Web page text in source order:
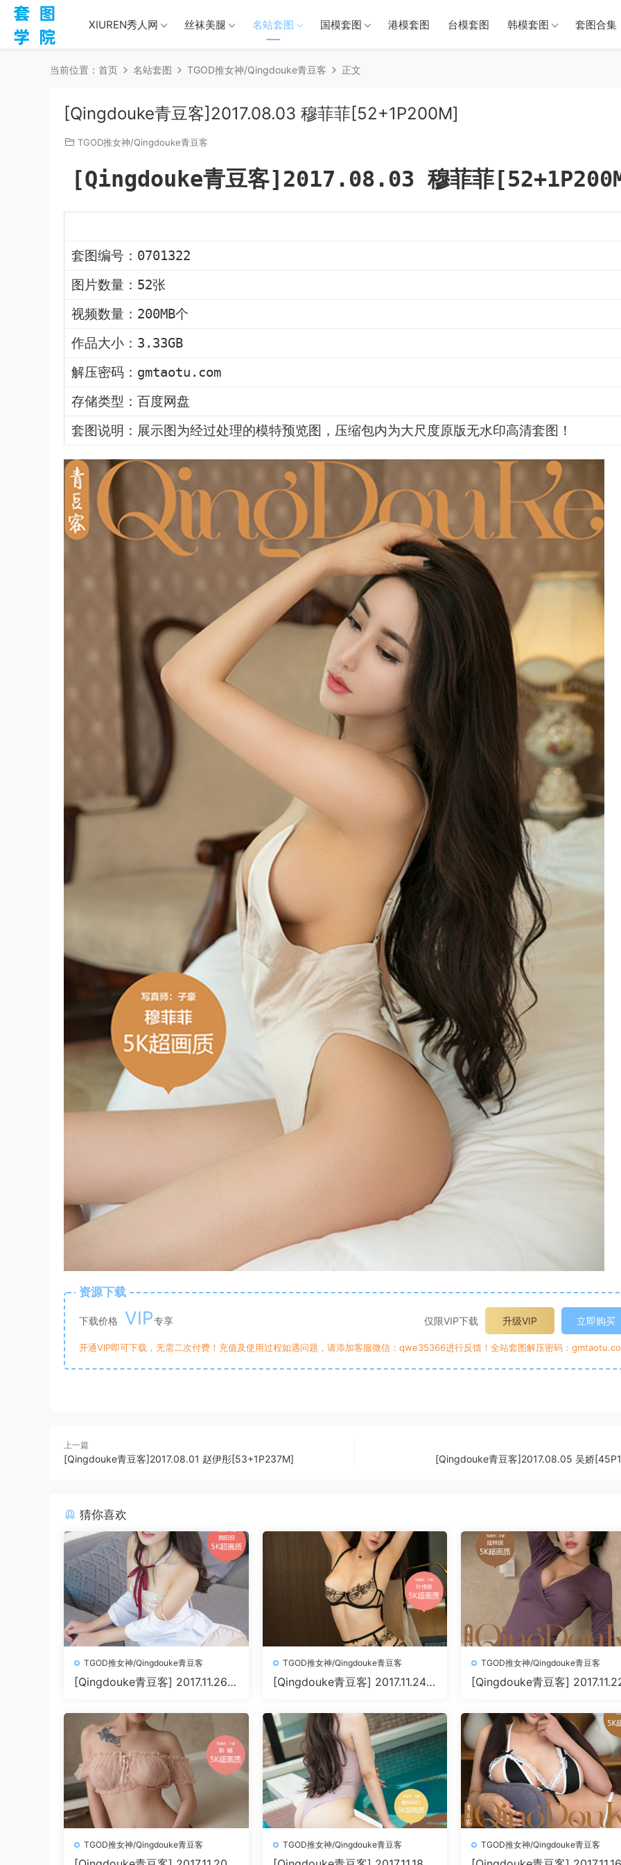
XIUREN秀人网 丝袜美腿 名站套图 国模套图 港模套图 台模套图 韩模套图 套图合集
当前位置： 首页 名站套图 TGOD推女神/Qingdouke青豆客 正文
[Qingdouke青豆客]2017.08.03 穆菲菲[52+1P200M]
TGOD推女神/Qingdouke青豆客
[Qingdouke青豆客]2017.08.03 穆菲菲
套图编号：0701322
图片数量：52张
视频数量：200MB个
作品大小：3.33GB
解压密码：gmtaotu.com
存储类型：百度网盘
套图说明：展示图为经过处理的模特预览图，压缩包内为大尺度原版无水印高清套图！
资源下载
下载价格 VIP专享 仅限VIP下载 升级VIP 立即购买
开通VIP即可下载，无需二次付费！充值及使用过程如遇问题，请添加客服微信：qwe35366进行反馈！全站套图解压密码：
上一篇
[Qingdouke青豆客]2017.08.01 赵伊彤[53+1P237M] [Qingdouke青豆客]2017.08.05 吴娇
猜你喜欢
TGOD推女神/Qingdouke青豆客
[Qingdouke青豆客] 2017.11.26
TGOD推女神/Qingdouke青豆客
[Qingdouke青豆客] 2017.11.24
TGOD推女神/Qingdouke青豆客
[Qingdouke青豆客]
TGOD推女神/Qingdouke青豆客 TGOD推女神/Qingdouke青豆客 TGOD推女神/Qingdouke青豆客